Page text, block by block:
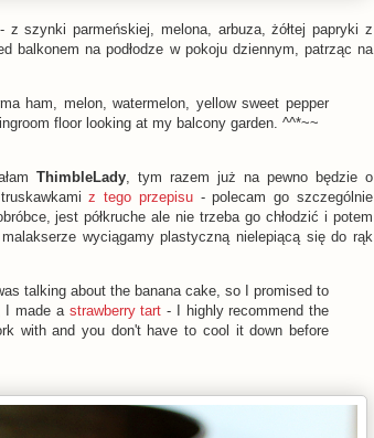
z szynki parmeńskiej, melona, arbuza, żółtej papryki z
balkonem na podłodze w pokoju dziennym, patrząc na
ham, melon, watermelon, yellow sweet pepper
floor looking at my balcony garden. ^^*~~
ThimbleLady , tym razem już na pewno będzie o
z tego przepisu- polecam go szczególnie
jest półkruche ale nie trzeba go chłodzić i potem
wyciągamy plastyczną nielepiącą się do rąk
talking about the banana cake, so I promised to
I made a strawberry tart - I highly recommend the
with and you don't have to cool it down before